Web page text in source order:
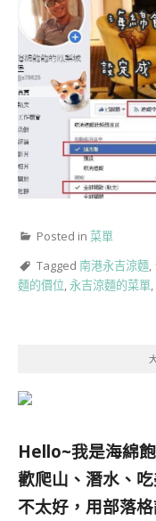
Posted in 菜單
Tagged 南港永吉涼麵,
麵的價位,永吉涼麵的菜單,
Hello~我是海綿
歡爬山、潛水、
不太好，用部落